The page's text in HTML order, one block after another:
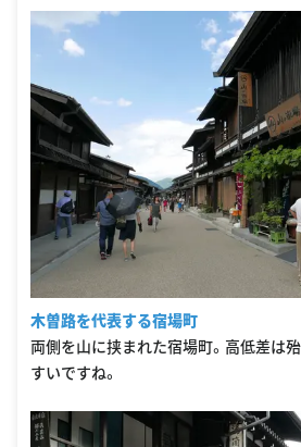
木曽路を代表する宿場町
両側を山に挟まれた宿場町。高低差は
すいですね。